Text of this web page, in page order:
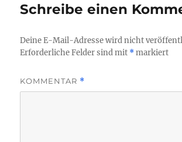
Schreibe einen
Deine E-Mail-Adresse wird nicht
Erforderliche Felder sind mit *markiert
KOMMENTAR *